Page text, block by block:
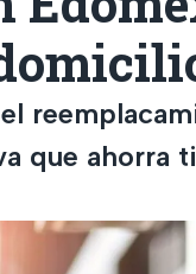
que ahorra